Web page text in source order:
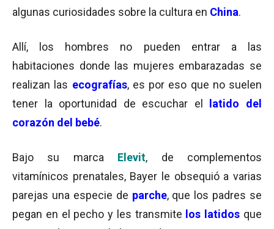
algunas curiosidades sobre la cultura en China.
Allí, los hombres no pueden entrar a las
habitaciones donde las mujeres embarazadas se
realizan las ecografías, es por eso que no suelen
tener la oportunidad de escuchar el
latido del
corazón del bebé.
Bajo su marca Elevit, de complementos
vitamínicos prenatales, Bayer le obsequió a varias
parejas una especie de parche, que los padres se
pegan en el pecho y les transmite los latidos que